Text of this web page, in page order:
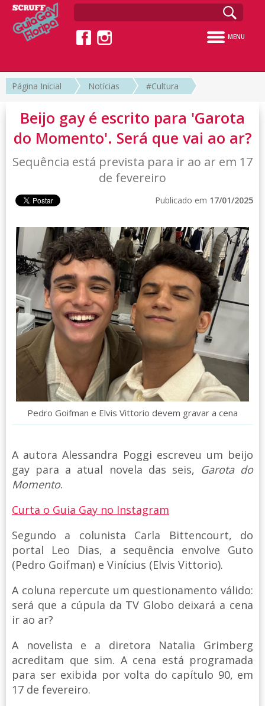
MENU
Página Inicial Notícias #Cultura
Beijo gay é escrito para 'Garota
do Momento'. Será que vai ao ar?
Sequência está prevista para ir ao ar em 17
de fevereiro
Publicado em 17/01/2025
Pedro Goifman e Elvis Vittorio devem gravar a cena
A autora Alessandra Poggi escreveu um beijo
gay para a atual novela das seis, Garota do
Momento.
Curta o Guia Gay no Instagram
Segundo a colunista Carla Bittencourt, do
portal Leo Dias, a sequência envolve Guto
(Pedro Goifman) e Vinícius (Elvis Vittorio).
A coluna repercute um questionamento válido:
será que a cúpula da TV Globo deixará a cena
ir ao ar?
A novelista e a diretora Natalia Grimberg
acreditam que sim. A cena está programada
para ser exibida por volta do capítulo 90, em
17 de fevereiro.